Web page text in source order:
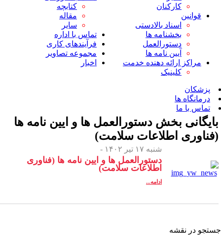
بالادستی
ها
نامه ها
دهنده خدمت
تماس با اداره
فرآیندهای کاری
مجموعه تصاویر
اخبار
بخشدستورالعمل ها و ایین نامه ها
اطلاعات سلامت)
دستورالعمل ها و ایین نامه ها (فناوری
اطلاعات سلامت)